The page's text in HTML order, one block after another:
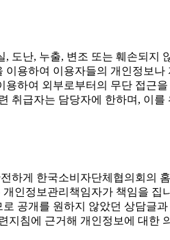
난, 누출, 변조 또는 훼손되지
용하여 이용자들의 개인정보
하여 외부로부터의 무단 접근
급자는 담당자에 한하며, 이
하게 한국소비자단체협의회의
인정보관리책임자가 책임을
공개를 원하지 않았던 상담글
침에 근거해 개인정보에 대